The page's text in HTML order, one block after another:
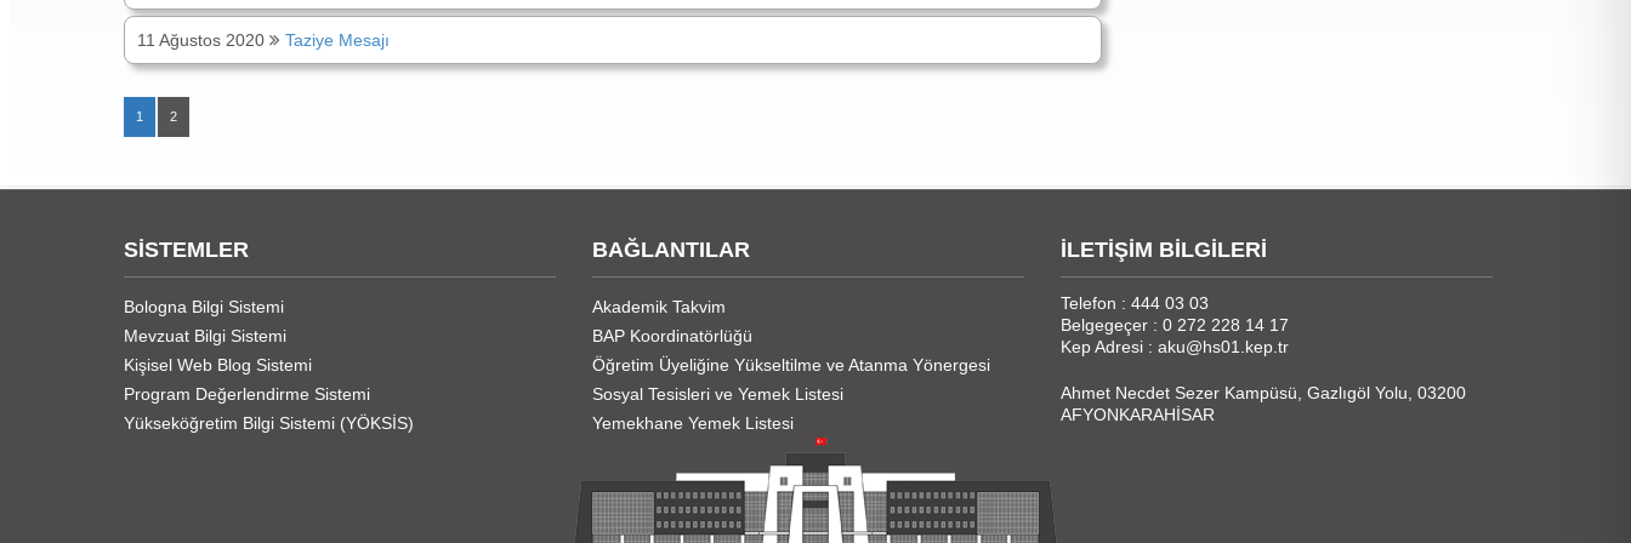
11 Ağustos 2020 Taziye Mesajı
1 2
SİSTEMLER
Bologna Bilgi Sistemi
Mevzuat Bilgi Sistemi
Kişisel Web Blog Sistemi
Program Değerlendirme Sistemi
Yükseköğretim Bilgi Sistemi (YÖKSİS)
BAĞLANTILAR
Akademik Takvim
BAP Koordinatörlüğü
Öğretim Üyeliğine Yükseltilme ve Atanma Yönergesi
Sosyal Tesisleri ve Yemek Listesi
Yemekhane Yemek Listesi
İLETİŞİM BİLGİLERİ
Telefon : 444 03 03
Belgegeçer : 0 272 228 14 17
Kep Adresi : aku@hs01.kep.tr
Ahmet Necdet Sezer Kampüsü, Gazlıgöl Yolu, 03200
AFYONKARAHİSAR